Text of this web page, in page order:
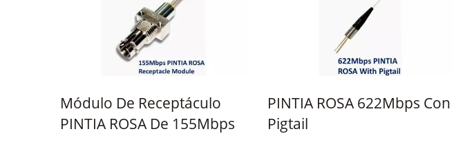
Módulo De Receptáculo
PINTIA ROSA De 155Mbps
PINTIA ROSA 622Mbps Con
Pigtail